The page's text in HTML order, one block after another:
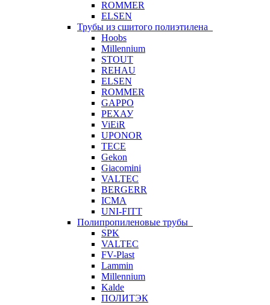
ROMMER
ELSEN
Трубы из сшитого полиэтилена
Hoobs
Millennium
STOUT
REHAU
ELSEN
ROMMER
GAPPO
РЕХАУ
ViEiR
UPONOR
TECE
Gekon
Giacomini
VALTEC
BERGERR
ICMA
UNI-FITT
Полипропиленовые трубы
SPK
VALTEC
FV-Plast
Lammin
Millennium
Kalde
ПОЛИТЭК